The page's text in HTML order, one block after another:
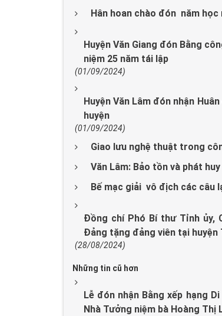
Hân hoan chào đón năm học
Huyện Văn Giang đón Bằng
niệm 25 năm tái lập
(01/09/2024)
Huyện Văn Lâm đón nhận
huyện
(01/09/2024)
Giao lưu nghệ thuật trong
Văn Lâm: Bảo tồn và phát
Bế mạc giải vô địch các câu
Đồng chí Phó Bí thư Tỉnh ủy,
Đảng tặng đảng viên tại huyện
(28/08/2024)
Những tin cũ hơn
Lễ đón nhận Bằng xếp hạng
Nhà Tưởng niệm bà Hoàng Thị